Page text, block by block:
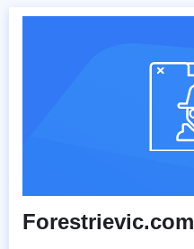
Forestrievic.com